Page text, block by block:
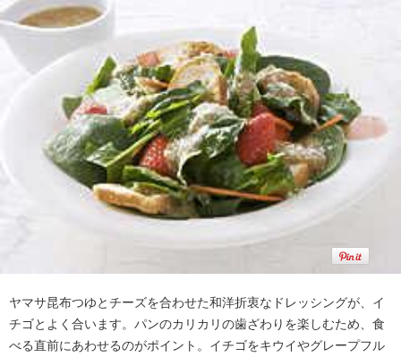
ヤマサ昆布つゆとチーズを合わせた和洋折衷なドレッシングが、イ
チゴとよく合います。パンのカリカリの歯ざわりを楽しむため、食
べる直前にあわせるのがポイント。イチゴをキウイやグレープフル